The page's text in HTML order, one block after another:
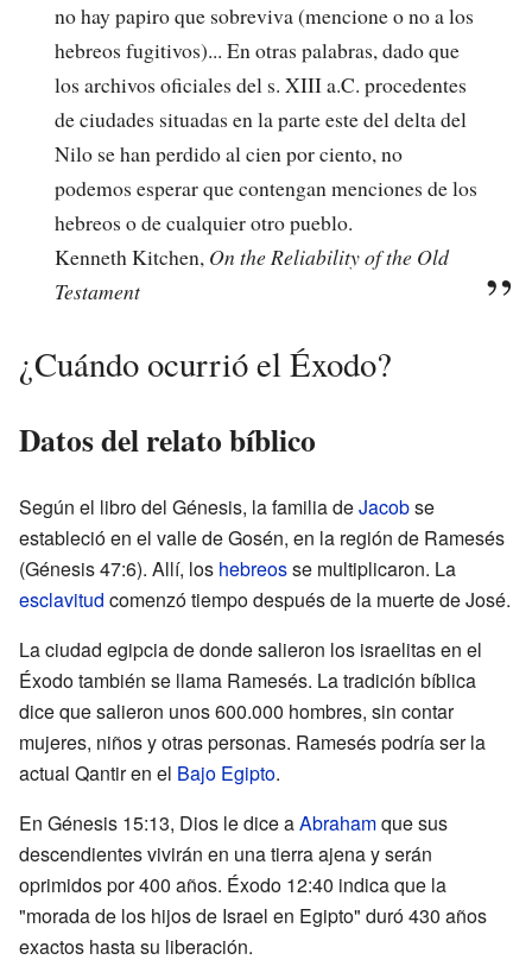
no hay papiro que sobreviva (mencione o no a los
hebreos fugitivos)... En otras palabras, dado que
los archivos oficiales del s. XIII a.C. procedentes
de ciudades situadas en la parte este del delta del
Nilo se han perdido al cien por ciento, no
podemos esperar que contengan menciones de los
hebreos o de cualquier otro pueblo.
Kenneth Kitchen, On the Reliability of the Old
Testament
¿Cuándo ocurrió el Éxodo?
Datos del relato bíblico
Según el libro del Génesis, la familia deJacobse
estableció en el valle de Gosén, en la región de Ramesés
(Génesis 47:6). Allí, los hebreosse multiplicaron. La
esclavitud comenzó tiempo después de la muerte de José.
La ciudad egipcia de donde salieron los israelitas en el
Éxodo también se llama Ramesés. La tradición bíblica
dice que salieron unos 600.000 hombres, sin contar
mujeres, niños y otras personas. Ramesés podría ser la
actual Qantir en el Bajo Egipto.
En Génesis 15:13, Dios le dice aAbrahamque sus
descendientes vivirán en una tierra ajena y serán
oprimidos por 400 años. Éxodo 12:40 indica que la
"morada de los hijos de Israel en Egipto" duró 430 años
exactos hasta su liberación.